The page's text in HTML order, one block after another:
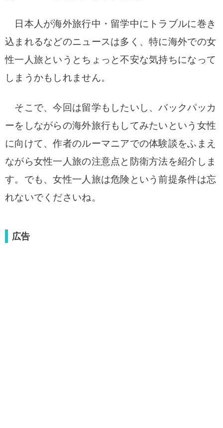
日本人が海外旅行中・留学中にトラブルに巻き
込まれるなどのニュースは多く、特に海外での女
性一人旅というとちょっと不安な気持ちになって
しまうかもしれません。
そこで、今回は留学もしたいし、バックパッカ
ーをしながらの海外旅行もしてみたいという女性
に向けて、作者のルーマニアでの体験談をふまえ
ながら女性一人旅の注意点と防衛方法を紹介しま
す。でも、女性一人旅は危険という前提条件は忘
れないでくださいね。
広告